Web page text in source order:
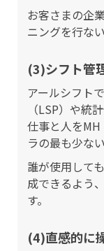
お客さまの企
ニングを行ない
(3)シフト管
アールシフト
（LSP）や統
仕事と人を
ラの最も少な
誰が使用して
成できるよう
す。
(4)直感的に